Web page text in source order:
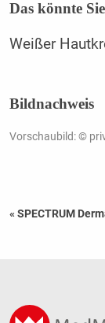
Das könnte
Weißer
Bildnachweis
Vorschaubild: ©
« SPECTRUM